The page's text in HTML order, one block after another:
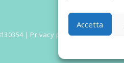
Accetta
| Privacy policy